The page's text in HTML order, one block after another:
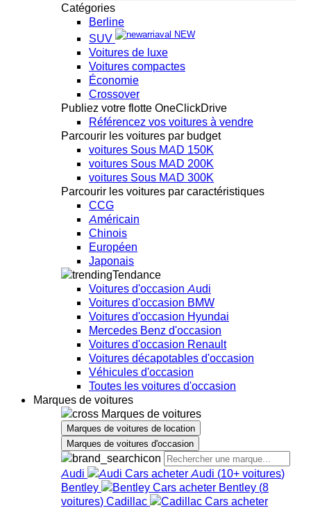
Catégories
Berline
SUV
NEW
Voitures de luxe
Voitures compactes
Économie
Crossover
Publiez votre flotte OneClickDrive
Référencez vos voitures à vendre
Parcourir les voitures par budget
voitures Sous MAD 150K
voitures Sous MAD 200K
voitures Sous MAD 300K
Parcourir les voitures par caractéristiques
CCG
Américain
Chinois
Européen
Japonais
Tendance
Voitures d'occasion Audi
Voitures d'occasion BMW
Voitures d'occasion Hyundai
Mercedes Benz d'occasion
Voitures d'occasion Renault
Voitures décapotables d'occasion
Véhicules d'occasion
Toutes les voitures d'occasion
Marques de voitures
Marques de voitures
Marques de voitures de location
Marques de voitures d'occasion
Audi Audi (10+ voitures)
Bentley
Bentley (8
voitures) Cadillac